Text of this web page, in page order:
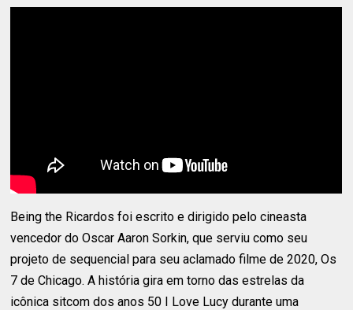
Being the Ricardos foi escrito e dirigido pelo cineasta
vencedor do Oscar Aaron Sorkin, que serviu como seu
projeto de sequencial para seu aclamado filme de 2020, Os
7 de Chicago. A história gira em torno das estrelas da
icônica sitcom dos anos 50 I Love Lucy durante uma